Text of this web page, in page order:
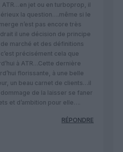
jet ou en turboprop, il
la question….même si le
n’est pas encore très
il une décision de principe
marché et des définitions
précisément cela que
à ATR…Cette dernière
florissante, à une belle
un beau carnet de clients…il
de la laisser se faner
et d’ambition pour elle….
RÉPONDRE